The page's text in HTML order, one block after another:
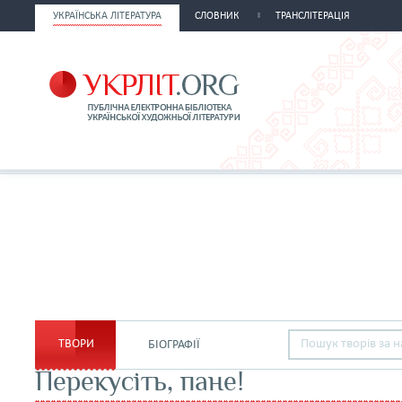
УКРАЇНСЬКА ЛІТЕРАТУРА СЛОВНИК ТРАНСЛІТЕРАЦІЯ
ТВОРИ БІОГРАФІЇ
Перекусіть, пане!